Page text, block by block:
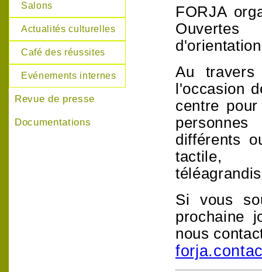
Salons
Actualités culturelles
Café des réussites
Evénements internes
Revue de presse
Documentations
FORJA
Au
l'occasion
centre
différents
tactile,
Si vous
prochaine
nous